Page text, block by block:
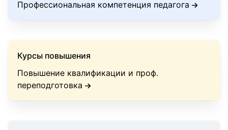
Профессиональная компетенция педагога
Курсы повышения
Повышение квалификации и проф.
переподготовка